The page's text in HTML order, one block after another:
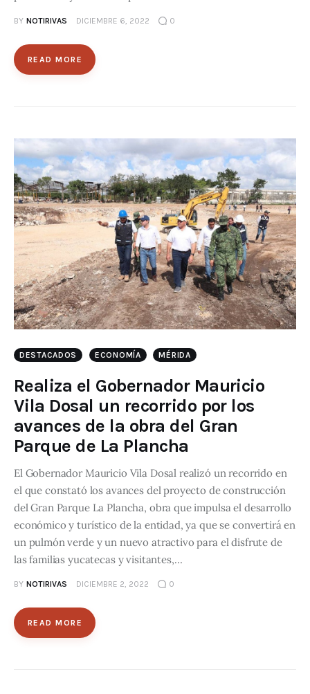
BY NOTIRIVAS DICIEMBRE 6, 2022 0
READ MORE
DESTACADOS ECONOMÍA MÉRIDA
Realiza el Gobernador Mauricio
Vila Dosal un recorrido por los
avances de la obra del Gran
Parque de La Plancha
El Gobernador Mauricio Vila Dosal realizó un recorrido en
el que constató los avances del proyecto de construcción
del Gran Parque La Plancha, obra que impulsa el desarrollo
económico y turístico de la entidad, ya que se convertirá en
un pulmón verde y un nuevo atractivo para el disfrute de
las familias yucatecas y visitantes,…
BY NOTIRIVAS DICIEMBRE 2, 2022 0
READ MORE